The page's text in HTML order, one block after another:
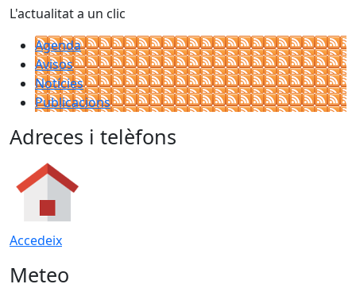
L'actualitat a un clic
Agenda
Avisos
Notícies
Publicacions
Adreces i telèfons
Accedeix
Meteo